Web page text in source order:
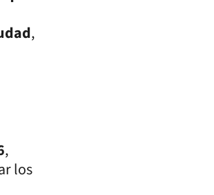
,
,
los